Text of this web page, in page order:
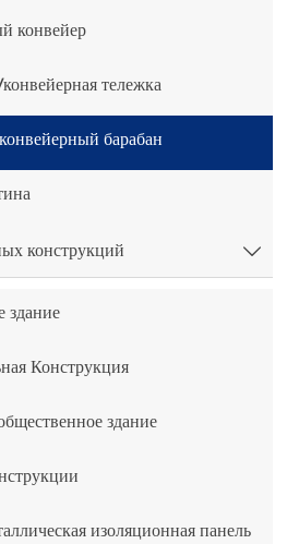
конвейер
тележка
барабан
конструкций 
здание
Конструкция
здание
изоляционная панель